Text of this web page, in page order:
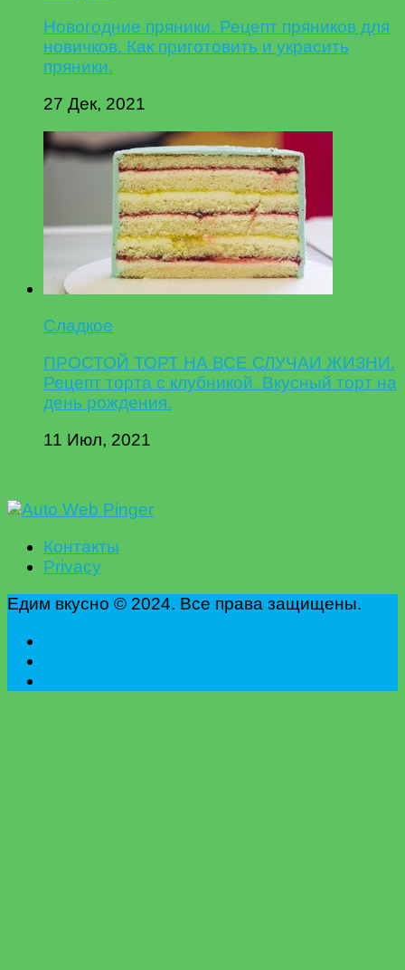
Новогодние пряники. Рецепт пряников для
новичков. Как приготовить и украсить
пряники.
27 Дек, 2021
Сладкое
ПРОСТОЙ ТОРТ НА ВСЕ СЛУЧАИ ЖИЗНИ.
Рецепт торта с клубникой. Вкусный торт на
день рождения.
11 Июл, 2021
Контакты
Privacy
Едим вкусно © 2024. Все права защищены.